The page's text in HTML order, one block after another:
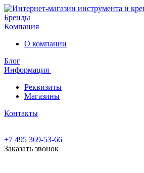
Бренды
Компания
О компании
Блог
Информация
Реквизиты
Магазины
Контакты
+7 495 369-53-66
Заказать звонок